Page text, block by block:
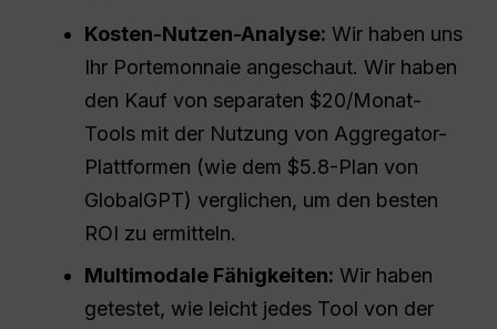
Kosten-Nutzen-Analyse: Wir haben uns
Ihr Portemonnaie angeschaut. Wir haben
den Kauf von separaten $20/Monat-
Tools mit der Nutzung von Aggregator-
Plattformen (wie dem $5.8-Plan von
GlobalGPT) verglichen, um den besten
ROI zu ermitteln.
Multimodale Fähigkeiten: Wir haben
getestet, wie leicht jedes Tool von der